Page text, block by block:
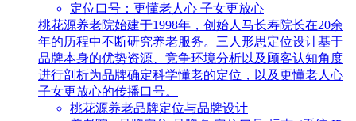
定位口号： 更懂老人心 子女更放心
桃花源养老院始建于1998年，创始人马长寿院长在20余
年的历程中不断研究养老服务。三人形思定位设计基于
品牌本身的优势资源、竞争环境分析以及顾客认知角度
进行剖析为品牌确定科学懂老的定位，以及更懂老人心
子女更放心的传播口号。
桃花源养老品牌定位与品牌设计